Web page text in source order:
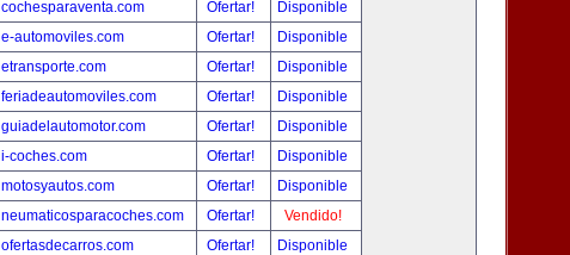
cochesparaventa.com
Ofertar!
Disponible
e-automoviles.com
Ofertar!
Disponible
etransporte.com
Ofertar!
Disponible
feriadeautomoviles.com
Ofertar!
Disponible
guiadelautomotor.com
Ofertar!
Disponible
i-coches.com
Ofertar!
Disponible
motosyautos.com
Ofertar!
Disponible
neumaticosparacoches.com
Ofertar!
Vendido!
ofertasdecarros.com
Ofertar!
Disponible